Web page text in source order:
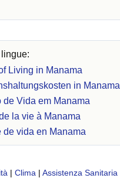
Living in Manama
in Manama
de Vida em Manama
la vie à Manama
de vida en Manama
| Clima | Assistenza Sanitaria